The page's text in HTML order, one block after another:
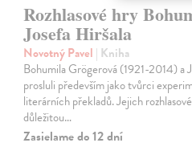
Rozhlasové hry
Josefa Hiršala
Novotný Pavel | Kniha
Bohumila Grögerová (1921-2014)
prosluli především jako tvůrci
literárních překladů. Jejich
důležitou…
Zasielame do 12 dní